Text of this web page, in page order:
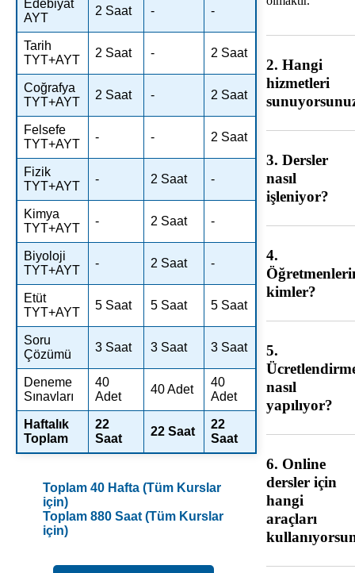
Edebiyat
AYT
2 Saat - -
Tarih
TYT+AYT
2 Saat - 2 Saat
Coğrafya
TYT+AYT
2 Saat - 2 Saat
Felsefe
TYT+AYT
- - 2 Saat
Fizik
TYT+AYT
- 2 Saat -
Kimya
TYT+AYT
- 2 Saat -
Biyoloji
TYT+AYT
- 2 Saat -
Etüt
TYT+AYT
5 Saat 5 Saat 5 Saat
Soru
Çözümü
3 Saat 3 Saat 3 Saat
Deneme
Sınavları
40
Adet
40 Adet
40
Adet
Haftalık
Toplam
22
Saat
22 Saat
22
Saat
Toplam 40 Hafta (Tüm Kurslar
için)
Toplam 880 Saat (Tüm Kurslar
için)
2. Hangi
hizmetleri
3. Dersler
nasıl
işleniyor?
4.
kimler?
5.
nasıl
yapılıyor?
6. Online
dersler için
hangi
araçları